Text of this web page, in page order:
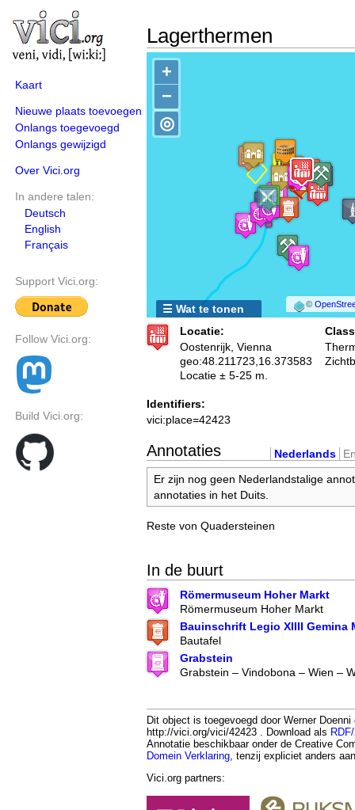
Kaart
Nieuwe plaats toevoegen
Onlangs toegevoegd
Onlangs gewijzigd
Over Vici.org
In andere talen:
Deutsch
English
Français
Support Vici.org:
Follow Vici.org:
Build Vici.org:
Lagerthermen
+
−
©
◎
☰ Wat te tonen
Locatie:
Oostenrijk, Vienna
geo:48.211723,16.373583
Locatie ± 5-25 m.
Identifiers:
vici:place=42423
Annotaties Nederlands
Er zijn nog geen Nederlandstalige
annotaties in het Duits.
Reste von Quadersteinen
In de buurt
Römermuseum Hoher Markt
Römermuseum Hoher Markt
Bauinschrift Legio XIIII Gemina
Bautafel
Grabstein
Grabstein – Vindobona – Wien –
Dit object is toegevoegd door Werner
http://vici.org/vici/42423 . Download als
Annotatie beschikbaar onder de Creative
Domein Verklaring, tenzij expliciet anders
Vici.org partners: